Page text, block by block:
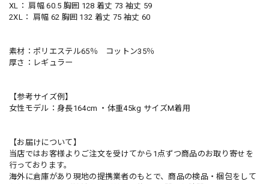
XL： 肩幅 60.5 胸囲 128 着丈 73 袖丈 59
2XL： 肩幅 62 胸囲 132 着丈 75 袖丈 60
素材：ポリエステル65％ コットン35％
厚さ：レギュラー
【参考サイズ例】
女性モデル：身長164cm ・体重45kg サイズM着用
【お届けについて】
当店ではお客様よりご注文を受けてから1点ずつ商品のお取り寄せを
行っております。
海外に倉庫があり現地の提携業者のもとで、商品の検品・梱包をして